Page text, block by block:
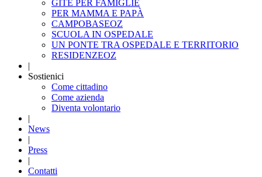
GITE PER FAMIGLIE
PER MAMMA E PAPÀ
CAMPOBASEOZ
SCUOLA IN OSPEDALE
UN PONTE TRA OSPEDALE E TERRITORIO
RESIDENZEOZ
|
Sostienici
Come cittadino
Come azienda
Diventa volontario
|
News
|
Press
|
Contatti